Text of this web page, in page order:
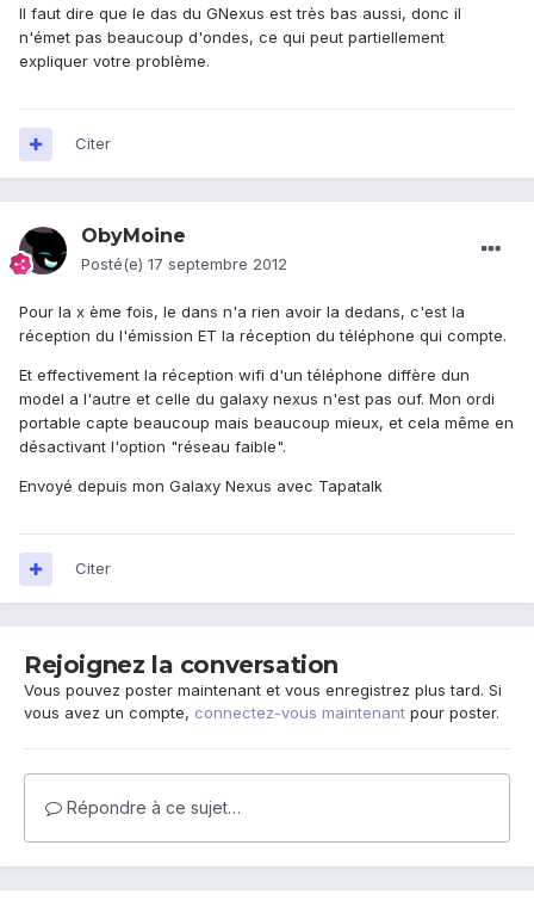
Il faut dire que le das du GNexus est très bas aussi, donc il
n'émet pas beaucoup d'ondes, ce qui peut partiellement
expliquer votre problème.
Citer
ObyMoine
Posté(e) 17 septembre 2012
Pour la x ème fois, le dans n'a rien avoir la dedans, c'est la
réception du l'émission ET la réception du téléphone qui compte.
Et effectivement la réception wifi d'un téléphone diffère dun
model a l'autre et celle du galaxy nexus n'est pas ouf. Mon ordi
portable capte beaucoup mais beaucoup mieux, et cela même en
désactivant l'option "réseau faible".
Envoyé depuis mon Galaxy Nexus avec Tapatalk
Citer
Rejoignez la conversation
Vous pouvez poster maintenant et vous enregistrez plus tard. Si
vous avez un compte, connectez-vous maintenant pour poster.
Répondre à ce sujet…